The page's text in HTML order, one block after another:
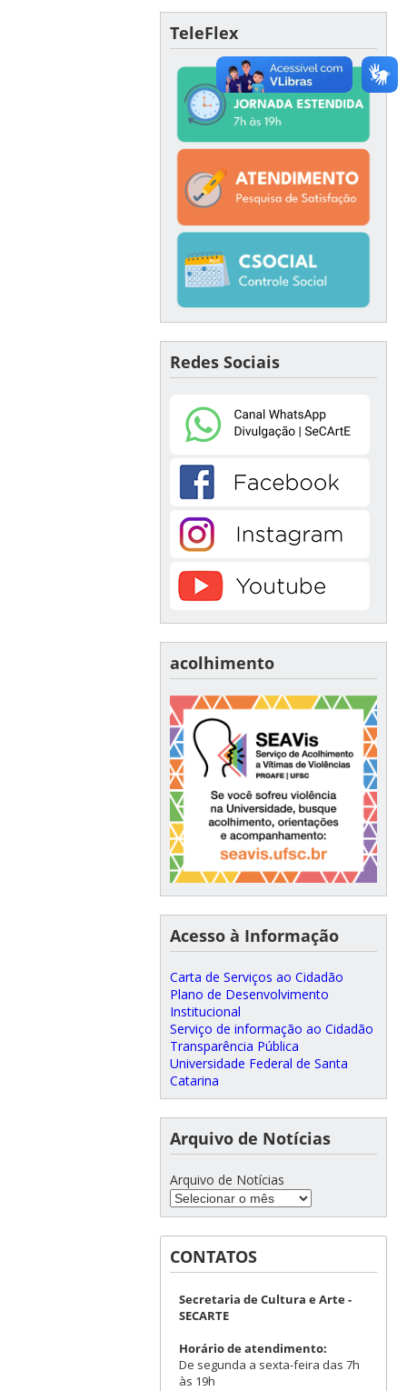
TeleFlex
Redes Sociais
acolhimento
Acesso à Informação
Carta de Serviços ao Cidadão
Plano de Desenvolvimento
Institucional
Serviço de informação ao Cidadão
Transparência Pública
Universidade Federal de Santa
Catarina
Arquivo de Notícias
Arquivo de Notícias
CONTATOS
Secretaria de Cultura e Arte -
SECARTE
Horário de atendimento:
De segunda a sexta-feira das 7h
às 19h